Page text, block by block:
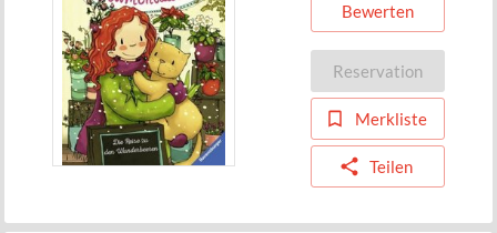
Bewerten
Reservation
Merkliste
Teilen